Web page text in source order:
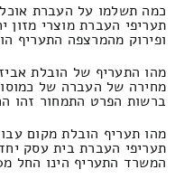
כמה תשלמו על העברת אוכל
תעריפי העברת מוצרי
ופירוק מהמרצפה התעריף הוא 610 ומקסימום
מהו התעריף של הובלת
מחירה של העברה של
ברשות הפרט התמחור זהו החל מ390
מהו תעריף הובלת מקום
תעריפי העברת בית עסק
המשרד התעריף הינו החל מ530 ₪.